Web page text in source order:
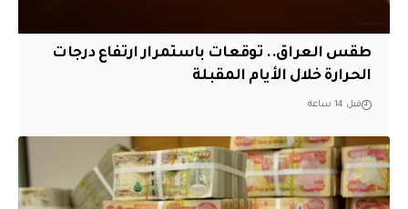
طقس العراق.. توقعات باستمرار ارتفاع درجات
الحرارة خلال الأيام المقبلة
قبل 14 ساعة